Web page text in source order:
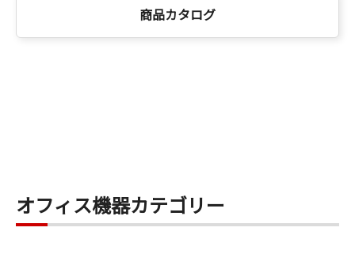
商品カタログ
オフィス機器カテゴリー